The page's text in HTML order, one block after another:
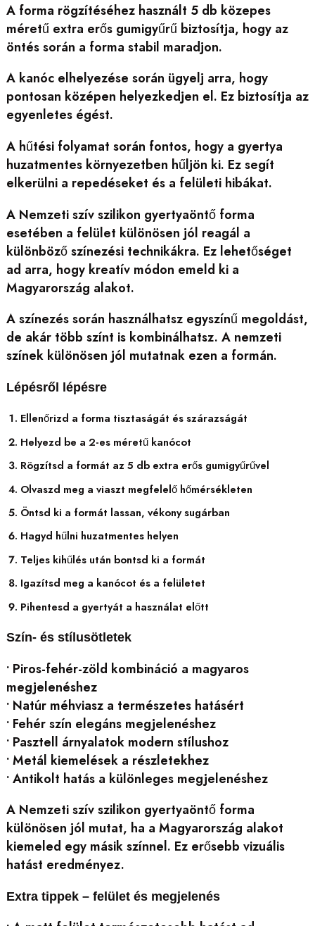
A forma rögzítéséhez használt 5 db közepes
méretű extra erős gumigyűrű biztosítja, hogy az
öntés során a forma stabil maradjon.
A kanóc elhelyezése során ügyelj arra, hogy
pontosan középen helyezkedjen el. Ez biztosítja az
egyenletes égést.
A hűtési folyamat során fontos, hogy a gyertya
huzatmentes környezetben hűljön ki. Ez segít
elkerülni a repedéseket és a felületi hibákat.
A Nemzeti szív szilikon gyertyaöntő forma
esetében a felület különösen jól reagál a
különböző színezési technikákra. Ez lehetőséget
ad arra, hogy kreatív módon emeld ki a
Magyarország alakot.
A színezés során használhatsz egyszínű megoldást,
de akár több színt is kombinálhatsz. A nemzeti
színek különösen jól mutatnak ezen a formán.
Lépésről lépésre
Ellenőrizd a forma tisztaságát és szárazságát
Helyezd be a 2-es méretű kanócot
Rögzítsd a formát az 5 db extra erős gumigyűrűvel
Olvaszd meg a viaszt megfelelő hőmérsékleten
Öntsd ki a formát lassan, vékony sugárban
Hagyd hűlni huzatmentes helyen
Teljes kihűlés után bontsd ki a formát
Igazítsd meg a kanócot és a felületet
Pihentesd a gyertyát a használat előtt
Szín- és stílusötletek
• Piros-fehér-zöld kombináció a magyaros
megjelenéshez
• Natúr méhviasz a természetes hatásért
• Fehér szín elegáns megjelenéshez
• Pasztell árnyalatok modern stílushoz
• Metál kiemelések a részletekhez
• Antikolt hatás a különleges megjelenéshez
A Nemzeti szív szilikon gyertyaöntő forma
különösen jól mutat, ha a Magyarország alakot
kiemeled egy másik színnel. Ez erősebb vizuális
hatást eredményez.
Extra tippek – felület és megjelenés